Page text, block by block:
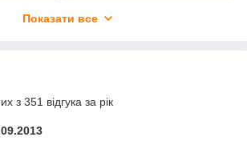
Показати все
з 351 відгука за рік